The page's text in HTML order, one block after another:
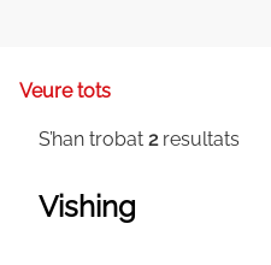
Veure tots
S’han trobat 2resultats
Vishing